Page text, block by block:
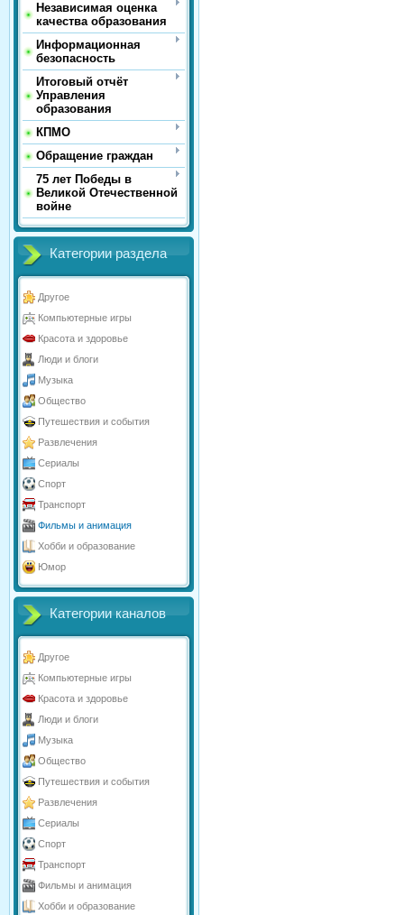
Независимая оценка
качества образования
Информационная
безопасность
Итоговый отчёт
Управления
образования
КПМО
Обращение граждан
75 лет Победы в
Великой Отечественной
войне
Категории раздела
Другое
Компьютерные игры
Красота и здоровье
Люди и блоги
Музыка
Общество
Путешествия и события
Развлечения
Сериалы
Спорт
Транспорт
Фильмы и анимация
Хобби и образование
Юмор
Категории каналов
Другое
Компьютерные игры
Красота и здоровье
Люди и блоги
Музыка
Общество
Путешествия и события
Развлечения
Сериалы
Спорт
Транспорт
Фильмы и анимация
Хобби и образование